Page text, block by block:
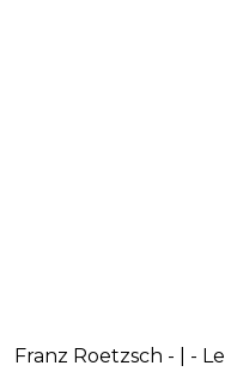
Franz Roetzsch - | -